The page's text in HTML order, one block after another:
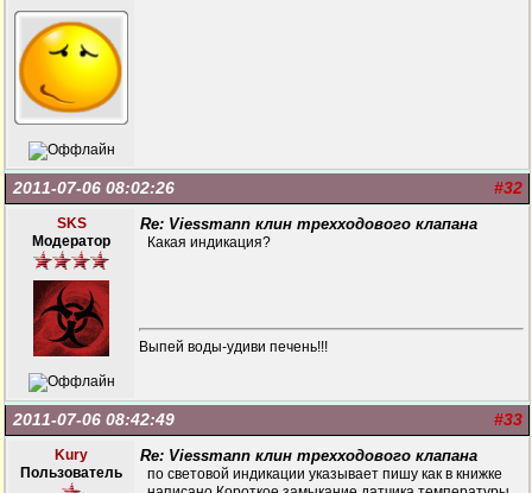
#32
2011-07-06 08:02:26
SKS
Модератор
Re: Viessmann клин трехходового клапана
Какая индикация?
Выпей воды-удиви печень!!!
#33
2011-07-06 08:42:49
Kury
Пользователь
Re: Viessmann клин трехходового клапана
по световой индикации указывает пишу как в книжке